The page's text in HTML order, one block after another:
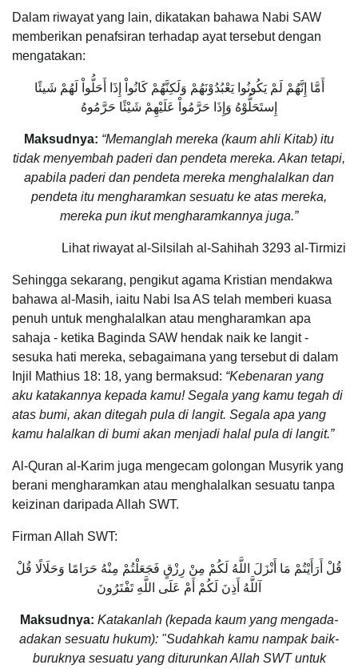
Dalam riwayat yang lain, dikatakan bahawa Nabi SAW
memberikan penafsiran terhadap ayat tersebut dengan
mengatakan:
أَمَّا إِنَّهُمْ لَمْ يَكُونُوا يَعْبُدُوْنَهُمْ وَلَكِنَّهُمْ كَانُواْ إِذَا أَحَلُّواْ لَهُمْ شَيئًا
إِستَحَلُّوْهُ وَإِذَا حَرَّمُواْ عَلَيْهِمْ شَيْئًا حَرَّمُوهُ
Maksudnya: “Memanglah mereka (kaum ahli Kitab) itu
tidak menyembah paderi dan pendeta mereka. Akan tetapi,
apabila paderi dan pendeta mereka menghalalkan dan
pendeta itu mengharamkan sesuatu ke atas mereka,
mereka pun ikut mengharamkannya juga.”
Lihat riwayat al-Silsilah al-Sahihah 3293 al-Tirmizi
Sehingga sekarang, pengikut agama Kristian mendakwa
bahawa al-Masih, iaitu Nabi Isa AS telah memberi kuasa
penuh untuk menghalalkan atau mengharamkan apa
sahaja - ketika Baginda SAW hendak naik ke langit -
sesuka hati mereka, sebagaimana yang tersebut di dalam
Injil Mathius 18: 18, yang bermaksud: “Kebenaran yang
aku katakannya kepada kamu! Segala yang kamu tegah di
atas bumi, akan ditegah pula di langit. Segala apa yang
kamu halalkan di bumi akan menjadi halal pula di langit.”
Al-Quran al-Karim juga mengecam golongan Musyrik yang
berani mengharamkan atau menghalalkan sesuatu tanpa
keizinan daripada Allah SWT.
Firman Allah SWT:
قُلْ أَرَأَيْتُمْ مَا أَنْزَلَ اللَّهُ لَكُمْ مِنْ رِزْقٍ فَجَعَلْتُمْ مِنْهُ حَرَامًا وَحَلَالًا قُلْ
آللَّهُ أَذِنَ لَكُمْ أَمْ عَلَى اللَّهِ تَفْتَرُونَ
Maksudnya: Katakanlah (kepada kaum yang mengada-
adakan sesuatu hukum): "Sudahkah kamu nampak baik-
buruknya sesuatu yang diturunkan Allah SWT untuk